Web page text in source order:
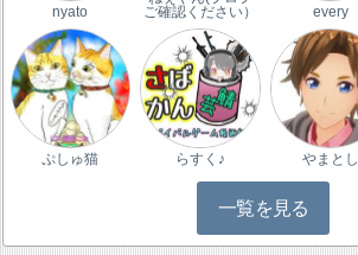
nyato
ご確認ください）
every
ぷしゅ猫 らすく♪ やまとし
一覧を見る